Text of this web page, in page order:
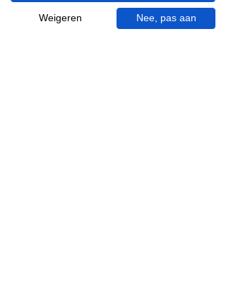
Weigeren Nee, pas aan